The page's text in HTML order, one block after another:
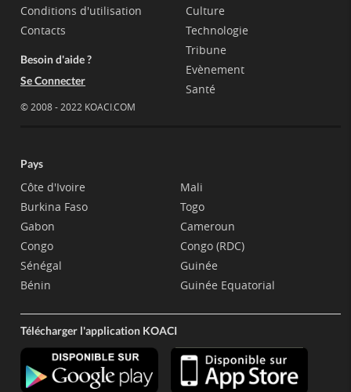
Conditions d'utilisation
Contacts
Besoin d'aide ?
Se Connecter
© 2008 - 2022 KOACI.COM
Culture
Technologie
Tribune
Evènement
Santé
Pays
Côte d'Ivoire
Burkina Faso
Gabon
Congo
Sénégal
Bénin
Mali
Togo
Cameroun
Congo (RDC)
Guinée
Guinée Equatorial
Télécharger l'application KOACI